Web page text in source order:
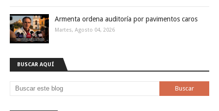
Armenta ordena auditoría por pavimentos caros
Martes, Agosto 04, 2026
BUSCAR AQUÍ